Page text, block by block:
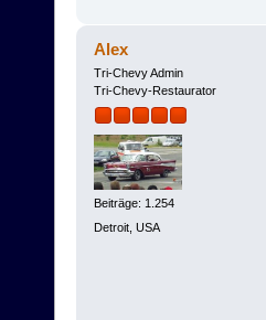
Alex
Tri-Chevy Admin
Tri-Chevy-Restaurator
Beiträge: 1.254
Detroit, USA